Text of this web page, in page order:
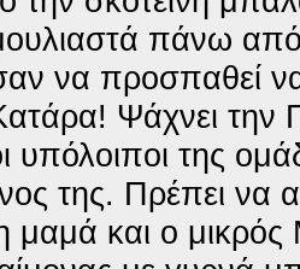
πάνω
να προσπαθεί
Ψάχνει την
υπόλοιποι της
της. Πρέπει
μαμά και ο μικρός